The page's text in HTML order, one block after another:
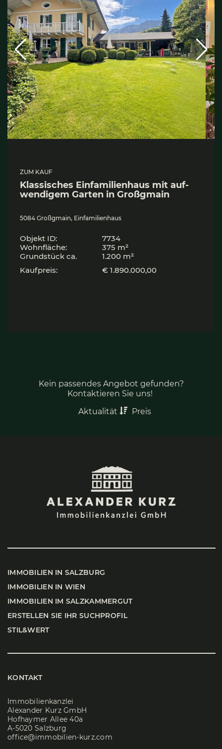
ZUM KAUF
Klas­si­sches Ein­fa­mi­li­en­haus mit auf­
wen­di­gem Gar­ten in Groß­gmain
5084 Großgmain, Einfamilienhaus
Objekt ID:
7734
Wohnfläche:
375 m²
Grund­stück ca.
1.200 m²
Kaufpreis:
€ 1.890.000,00
Kein passendes Angebot gefunden?
Kontaktieren Sie uns!
Aktualität
Preis
IMMO­BI­LI­EN IN SALZ­BURG
IMMO­BI­LI­EN IN WIEN
IMMO­BI­LI­EN IM SALZ­KAM­MER­GUT
ERSTEL­LEN SIE IHR SUCH­PRO­FIL
STIL&WERT
KONTAKT
Immobilienkanzlei
Alexander Kurz GmbH
Hofhaymer Allee 40a
A-5020 Salzburg
office@immobilien-kurz.com